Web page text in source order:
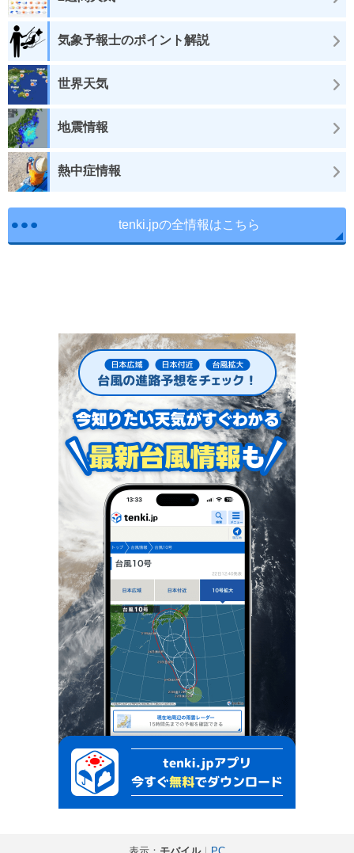
気象予報士のポイント解説
世界天気
地震情報
熱中症情報
tenki.jpの全情報はこちら